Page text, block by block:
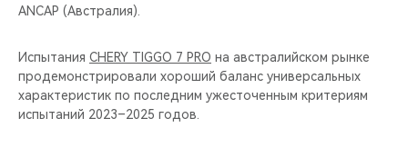
ANCAP (Австралия).
Испытания CHERY TIGGO 7 PRO на австралийском рынке
продемонстрировали хороший баланс универсальных
характеристик по последним ужесточенным критериям
испытаний 2023–2025 годов.